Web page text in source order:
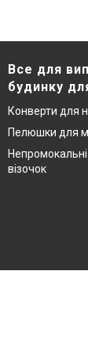
Все для
будинку
Конверти для
Пелюшки для
візочок